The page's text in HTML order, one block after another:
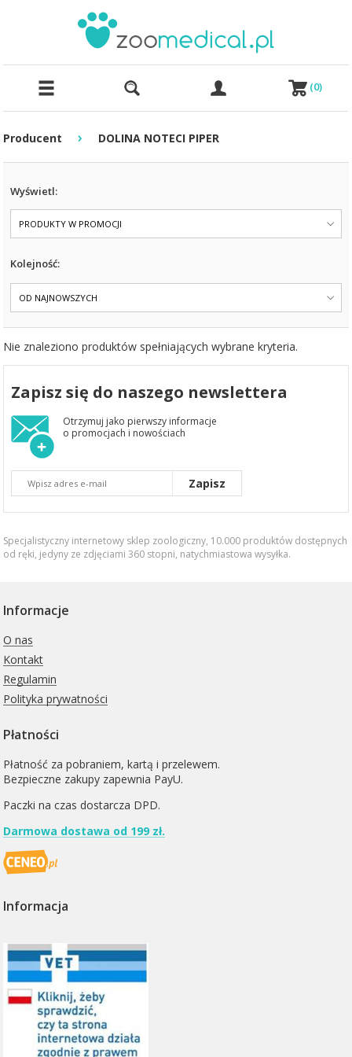
(0)
Producent › DOLINA NOTECI PIPER
Wyświetl:
PRODUKTY W PROMOCJI
Kolejność:
OD NAJNOWSZYCH
Nie znaleziono produktów spełniających wybrane kryteria.
Zapisz się do naszego newslettera
Otrzymuj jako pierwszy informacje
o promocjach i nowościach
Zapisz
Specjalistyczny internetowy sklep zoologiczny, 10.000 produktów dostępnych
od ręki, jedyny ze zdjęciami 360 stopni, natychmiastowa wysyłka.
Informacje
O nas
Kontakt
Regulamin
Polityka prywatności
Płatności
Płatność za pobraniem, kartą i przelewem.
Bezpieczne zakupy zapewnia PayU.
Paczki na czas dostarcza DPD.
Darmowa dostawa od 199 zł.
Informacja